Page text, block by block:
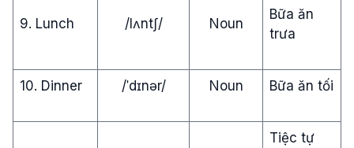
9. Lunch /lʌntʃ/ Noun
Bữa ăn
trưa
10. Dinner /ˈdɪnər/ Noun Bữa ăn tối
Tiệc tự